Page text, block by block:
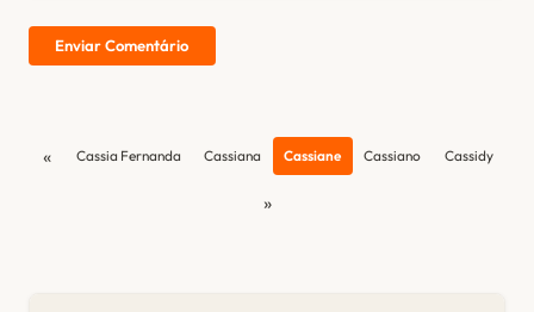
Enviar Comentário
« Cassia Fernanda Cassiana Cassiane Cassiano Cassidy
»